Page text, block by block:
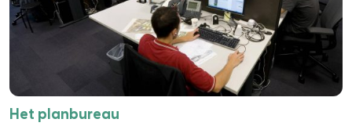
Het planbureau